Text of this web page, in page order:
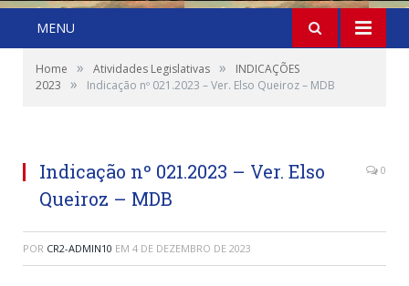
MENU
Home » Atividades Legislativas »
INDICAÇÕES
2023
» Indicação nº 021.2023 – Ver. Elso Queiroz – MDB
Indicação nº 021.2023 – Ver. Elso
Queiroz – MDB
0
POR CR2-ADMIN10 EM 4 DE DEZEMBRO DE 2023